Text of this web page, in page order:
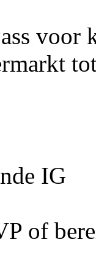
voor
IG
of